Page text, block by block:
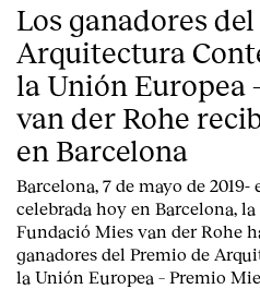
Los ganadores
Arquitectura
la Unión Europea
van der Rohe
en Barcelona
Barcelona, 7 de mayo de 2019-
celebrada hoy en Barcelona, la
Fundació Mies van der Rohe
ganadores del Premio de
la Unión Europea – Premio